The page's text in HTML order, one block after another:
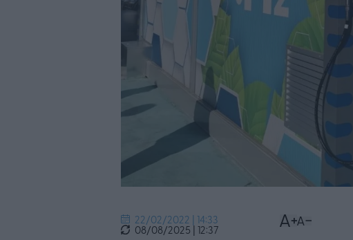
22/02/2022 | 14:33
08/08/2025 | 12:37